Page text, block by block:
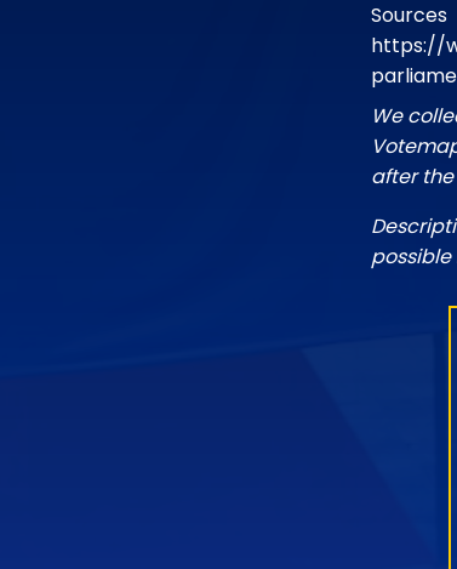
Sources
https://
We
after